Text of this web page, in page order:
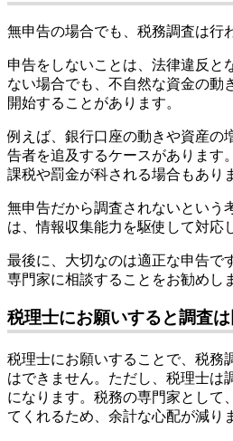
無申告の場合でも、税務調査は行
申告をしないことは、法律違反と
ない場合でも、不自然な資金の動
開始することがあります。
例えば、銀行口座の動きや資産の
告者を追及するケースがあります
課税や罰金が科される場合もあり
無申告だから調査されないという
は、情報収集能力を駆使して対応
最後に、大切なのは適正な申告で
専門家に相談することをお勧めし
税理士にお願いすると調査
税理士にお願いすることで、税務
はできません。ただし、税理士は
になります。税務の専門家として
てくれるため、余計な心配が減り